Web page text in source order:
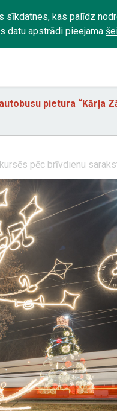
sīkdatnes, kas palīdz
datu apstrādi pieejama
pietura “Kārļa
pēc brīvdienu